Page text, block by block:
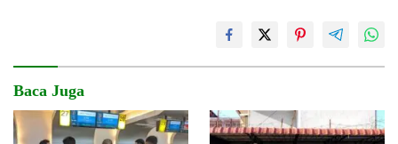
Baca Juga